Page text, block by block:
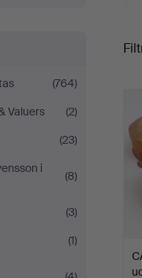
(764)
Valuers
(2)
(23)
i
(8)
(3)
(1)
en